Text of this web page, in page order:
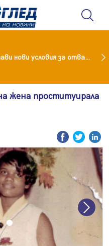
Иран постави нови условия за отварянето на Ормузкия проток
жена проституирала
Next